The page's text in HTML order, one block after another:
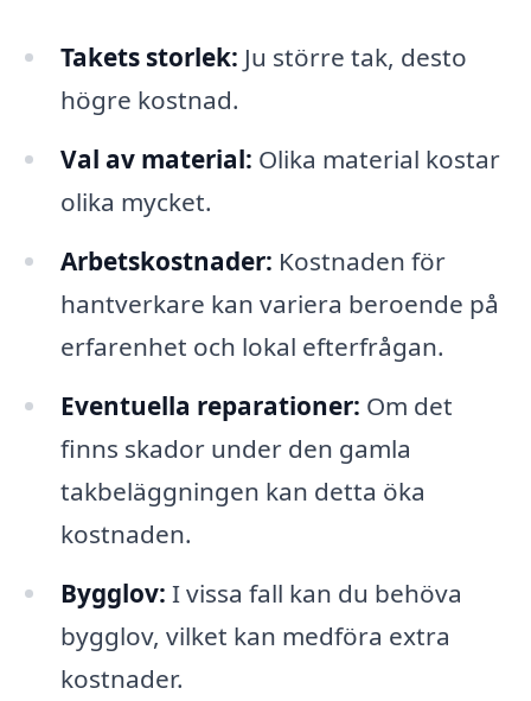
Takets storlek: Ju större tak, desto
högre kostnad.
Val av material: Olika material kostar
olika mycket.
Arbetskostnader: Kostnaden för
hantverkare kan variera beroende på
erfarenhet och lokal efterfrågan.
Eventuella reparationer: Om det
finns skador under den gamla
takbeläggningen kan detta öka
kostnaden.
Bygglov: I vissa fall kan du behöva
bygglov, vilket kan medföra extra
kostnader.